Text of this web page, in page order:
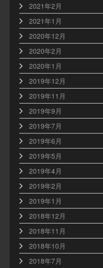
2021年2月
2021年1月
2020年12月
2020年2月
2020年1月
2019年12月
2019年11月
2019年9月
2019年7月
2019年6月
2019年5月
2019年4月
2019年2月
2019年1月
2018年12月
2018年11月
2018年10月
2018年7月